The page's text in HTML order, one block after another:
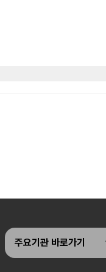
주요기관 바로가기